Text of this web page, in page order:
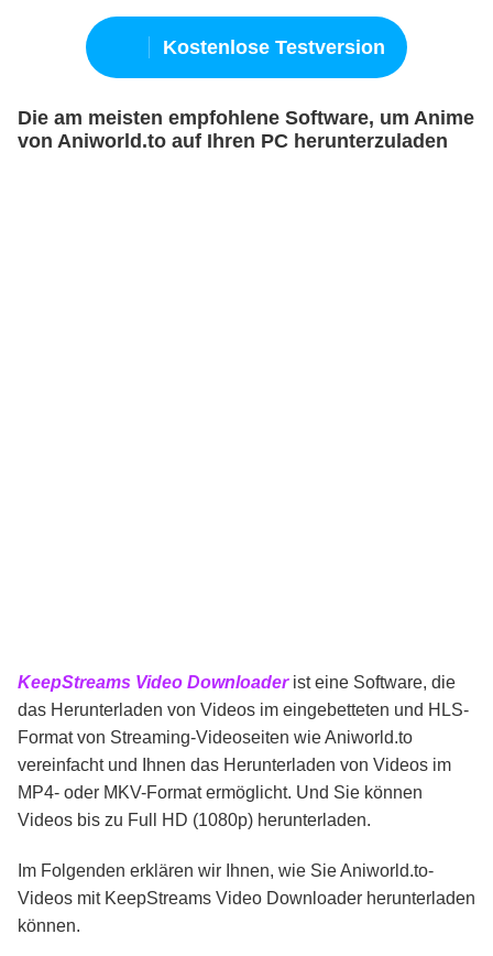
Kostenlose Testversion
Die am meisten empfohlene Software, um Anime
von Aniworld.to auf Ihren PC herunterzuladen
KeepStreams Video Downloaderist eine Software, die
das Herunterladen von Videos im eingebetteten und HLS-
Format von Streaming-Videoseiten wie Aniworld.to
vereinfacht und Ihnen das Herunterladen von Videos im
MP4- oder MKV-Format ermöglicht. Und Sie können
Videos bis zu Full HD (1080p) herunterladen.
Im Folgenden erklären wir Ihnen, wie Sie Aniworld.to-
Videos mit KeepStreams Video Downloader herunterladen
können.